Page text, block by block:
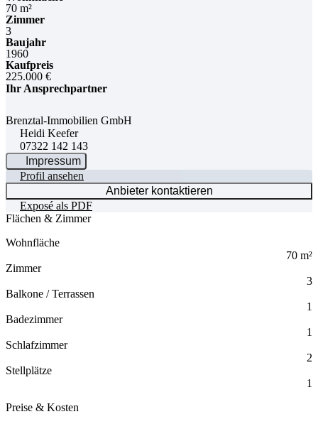
70 m²
Zimmer
3
Baujahr
1960
Kaufpreis
225.000 €
Ihr Ansprechpartner
Brenztal-Immobilien GmbH
Heidi Keefer
07322 142 143
Impressum
Profil ansehen
Anbieter kontaktieren
Exposé als PDF
Flächen & Zimmer
Wohnfläche
70 m²
Zimmer
3
Balkone / Terrassen
1
Badezimmer
1
Schlafzimmer
2
Stellplätze
1
Preise & Kosten